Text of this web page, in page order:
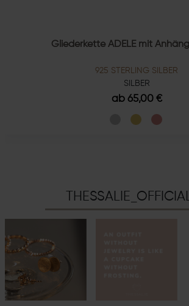
Gliederkette ADELE mit
925 STERLING SILBER
SILBER
ab 65,00 €